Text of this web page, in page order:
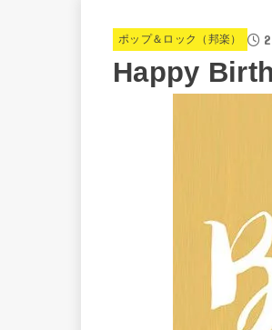
ポップ＆ロック（邦楽）
Happy